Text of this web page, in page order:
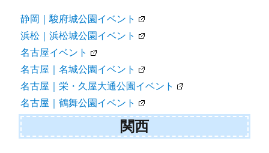
静岡｜駿府城公園イベント
浜松｜浜松城公園イベント
名古屋イベント
名古屋｜名城公園イベント
名古屋｜栄・久屋大通公園イベント
名古屋｜鶴舞公園イベント
関西